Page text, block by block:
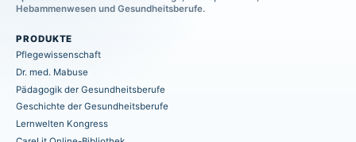
Hebammenwesen und Gesundheitsberufe.
PRODUKTE
Pflegewissenschaft
Dr. med. Mabuse
Pädagogik der Gesundheitsberufe
Geschichte der Gesundheitsberufe
Lernwelten Kongress